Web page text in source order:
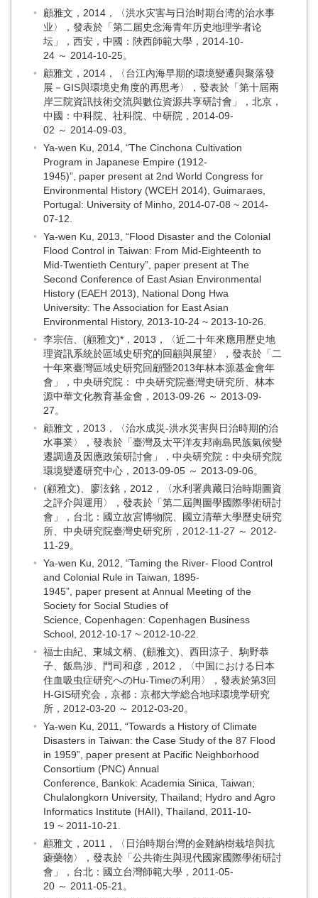
顧雅文，2014，〈洪水灾害与日治时期台湾的治水事
业〉，發表於「第二届史念海青年历史地理学者论
坛」，西安，中國：陜西師範大學，2014-10-
24 ～ 2014-10-25。
顧雅文，2014，〈台江內海早期的環境變遷與聚落發
展－GIS與環境史角度的再思考〉，發表於「第十屆兩
岸三院資訊技術交流與數位資源共享研討會」，北京，
中國：中科院、社科院、中研院，2014-09-
02 ～ 2014-09-03。
Ya-wen Ku, 2014, “The Cinchona Cultivation
Program in Japanese Empire (1912-
1945)”, paper present at 2nd World Congress for
Environmental History (WCEH 2014), Guimaraes,
Portugal: University of Minho, 2014-07-08 ~ 2014-
07-12.
Ya-wen Ku, 2013, “Flood Disaster and the Colonial
Flood Control in Taiwan: From Mid-Eighteenth to
Mid-Twentieth Century”, paper present at The
Second Conference of East Asian Environmental
History (EAEH 2013), National Dong Hwa
University: The Association for East Asian
Environmental History, 2013-10-24 ~ 2013-10-26.
李宗信、(顧雅文)*，2013，〈近二十年來應用歷史地
理資訊系統於區域史研究的回顧與展望〉，發表於「二
十年來臺灣區域史研究回顧暨2013年林本源基金會年
會」，中央研究院： 中央研究院臺灣史研究所、林本
源中華文化教育基金會，2013-09-26 ～ 2013-09-
27。
顧雅文，2013，〈治水成災-洪水災害與日治時期的治
水事業〉，發表於「臺灣及太平洋友邦南島民族氣候變
遷調適及因應政策研討會」，中央研究院：中央研究院
環境變遷研究中心，2013-09-05 ～ 2013-09-06。
(顧雅文)、廖泫銘，2012，〈水利署典藏日治時期圖資
之評介與運用〉，發表於「第二屆輿圖學國際學術研討
會」，台北：國立故宮博物院、國立清華大學歷史研究
所、中央研究院臺灣史研究所，2012-11-27 ～ 2012-
11-29。
Ya-wen Ku, 2012, “Taming the River- Flood Control
and Colonial Rule in Taiwan, 1895-
1945”, paper present at Annual Meeting of the
Society for Social Studies of
Science, Copenhagen: Copenhagen Business
School, 2012-10-17 ~ 2012-10-22.
福士由紀、東城文柄、(顧雅文)、西田涼子、駒野恭
子、飯島渉、門司和彦，2012，〈中国における日本
住血吸虫症研究へのHu-Timeの利用〉，發表於第3回
H-GIS研究会，京都：京都大学総合地球環境学研究
所，2012-03-20 ～ 2012-03-20。
Ya-wen Ku, 2011, “Towards a History of Climate
Disasters in Taiwan: the Case Study of the 87 Flood
in 1959”, paper present at Pacific Neighborhood
Consortium (PNC) Annual
Conference, Bankok: Academia Sinica, Taiwan;
Chulalongkorn University, Thailand; Hydro and Agro
Informatics Institute (HAII), Thailand, 2011-10-
19 ~ 2011-10-21.
顧雅文，2011，〈日治時期台灣的金雞納樹栽培與抗
瘧藥物〉，發表於「公共衛生與現代國家國際學術研討
會」，台北：國立台灣師範大學，2011-05-
20 ～ 2011-05-21。